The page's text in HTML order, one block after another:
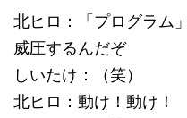
北ヒロ：「プログラム
威圧するんだぞ
しいたけ：（笑）
北ヒロ：動け！動け！